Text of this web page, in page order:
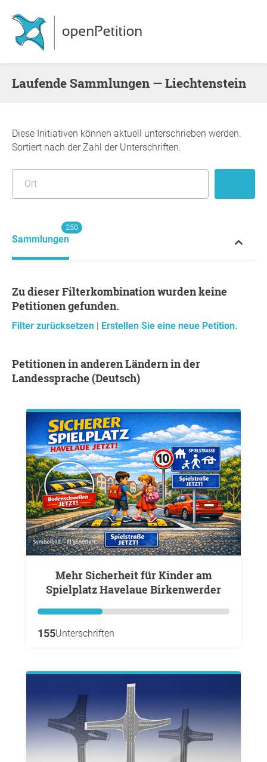
Laufende Sammlungen — Liechtenstein
Diese Initiativen können aktuell unterschrieben werden.
Sortiert nach der Zahl der Unterschriften.
Sammlungen
250
Zu dieser Filterkombination wurden keine
Petitionen gefunden.
Filter zurücksetzen | Erstellen Sie eine neue Petition.
Petitionen in anderen Ländern in der
Landessprache (Deutsch)
Mehr Sicherheit für Kinder am
Spielplatz Havelaue Birkenwerder
155Unterschriften